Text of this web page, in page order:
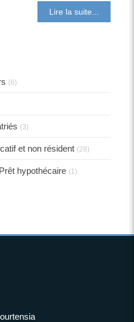
Lire la suite...
(6)
(3)
et non résident (28)
hypothécaire (1)